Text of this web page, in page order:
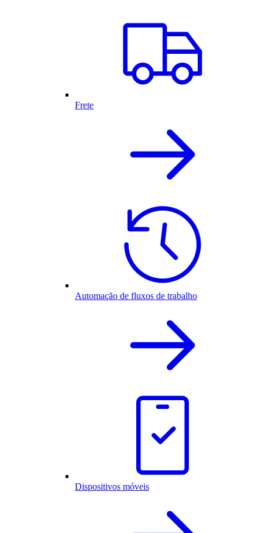
Frete
Automação de fluxos de trabalho
Dispositivos móveis